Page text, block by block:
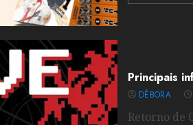
Principais
DÉBORA
Retorno de